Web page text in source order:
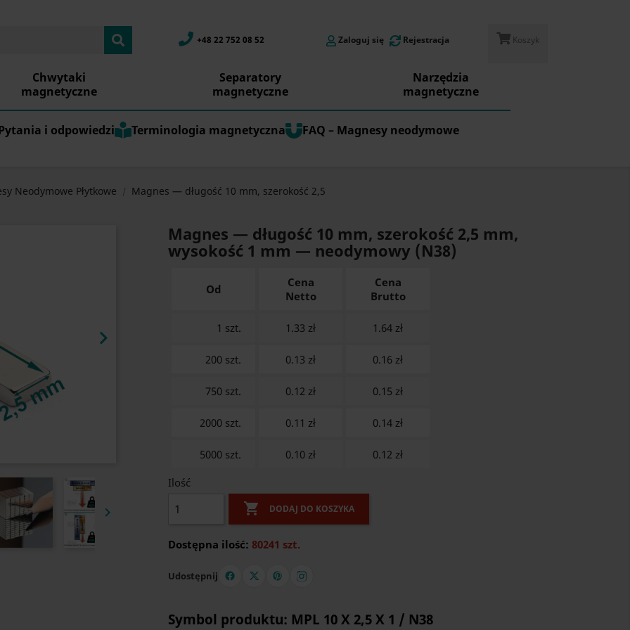
+48 22 752 08 52 Zaloguj się Rejestracja Koszyk
Chwytaki
magnetyczne
Separatory
magnetyczne
Narzędzia
magnetyczne
i odpowiedzi Terminologia magnetyczna FAQ – Magnesy neodymowe
Neodymowe Płytkowe Magnes — długość 10 mm, szerokość 2,5


Magnes — długość 10 mm, szerokość 2,5 mm,
wysokość 1 mm — neodymowy (N38)
Od
Cena
Netto
Cena
Brutto
1 szt. 1.33 zł 1.64 zł
200 szt. 0.13 zł 0.16 zł
750 szt. 0.12 zł 0.15 zł
2000 szt. 0.11 zł 0.14 zł
5000 szt. 0.10 zł 0.12 zł
Ilość
 DODAJ DO KOSZYKA
Dostępna ilość: 80241 szt.
Udostępnij
Symbol produktu: MPL 10 X 2,5 X 1 / N38